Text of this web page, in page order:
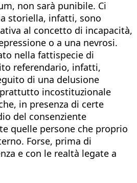
non sarà punibile. Ci
storiella, infatti, sono
al concetto di incapacità,
o a una nevrosi.
nella fattispecie di
referendario, infatti,
di una delusione
incostituzionale
in presenza di certe
del consenziente
quelle persone che proprio
Forse, prima di
e con le realtà legate a